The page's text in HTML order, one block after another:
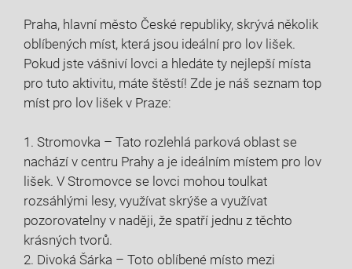
Praha, hlavní město České republiky, skrývá několik
oblíbených míst, která jsou ideální pro lov lišek.
Pokud jste vášniví lovci a hledáte ty nejlepší místa
pro tuto aktivitu, máte štěstí! Zde je náš seznam top
míst pro lov lišek v Praze:
1. Stromovka – Tato rozlehlá parková oblast se
nachází v centru Prahy a je ideálním místem pro lov
lišek. V Stromovce se lovci mohou toulkat
rozsáhlými lesy, využívat skrýše a využívat
pozorovatelny v naději, že spatří jednu z těchto
krásných tvorů.
2. Divoká Šárka – Toto oblíbené místo mezi